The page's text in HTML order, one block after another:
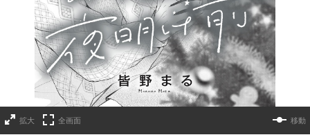
拡大 全画面 移動